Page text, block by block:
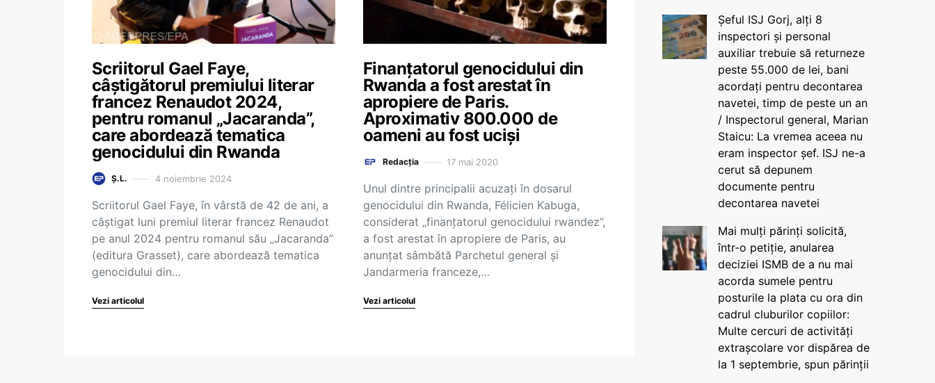
Scriitorul Gael Faye,
câștigătorul premiului literar
francez Renaudot 2024,
pentru romanul „Jacaranda”,
care abordează tematica
genocidului din Rwanda
Ș.L. 4 noiembrie 2024
Scriitorul Gael Faye, în vârstă de 42 de ani, a
câştigat luni premiul literar francez Renaudot
pe anul 2024 pentru romanul său „Jacaranda”
(editura Grasset), care abordează tematica
genocidului din…
Vezi articolul
Finanțatorul genocidului din
Rwanda a fost arestat în
apropiere de Paris.
Aproximativ 800.000 de
oameni au fost uciși
Redacția 17 mai 2020
Unul dintre principalii acuzaţi în dosarul
genocidului din Rwanda, Félicien Kabuga,
considerat „finanţatorul genocidului rwandez”,
a fost arestat în apropiere de Paris, au
anunţat sâmbătă Parchetul general şi
Jandarmeria franceze,…
Vezi articolul
Șeful ISJ Gorj, alți 8
inspectori și personal
auxiliar trebuie să returneze
peste 55.000 de lei, bani
acordați pentru decontarea
navetei, timp de peste un an
/ Inspectorul general, Marian
Staicu: La vremea aceea nu
eram inspector șef. ISJ ne-a
cerut să depunem
documente pentru
decontarea navetei
Mai mulți părinți solicită,
într-o petiție, anularea
deciziei ISMB de a nu mai
acorda sumele pentru
posturile la plata cu ora din
cadrul cluburilor copiilor:
Multe cercuri de activități
extrașcolare vor dispărea de
la 1 septembrie, spun părinții